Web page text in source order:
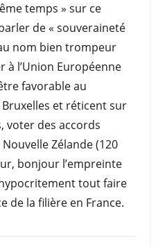
temps » sur ce
de « souveraineté
nom bien trompeur
à l’Union Européenne
favorable au
et réticent sur
voter des accords
Zélande (120
bonjour l’empreinte
tout faire
de la filière en France.